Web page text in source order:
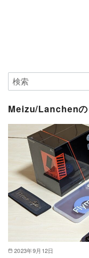
Meizu/Lanchenの
2023年9月12日